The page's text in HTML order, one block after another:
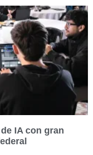
IA con gran